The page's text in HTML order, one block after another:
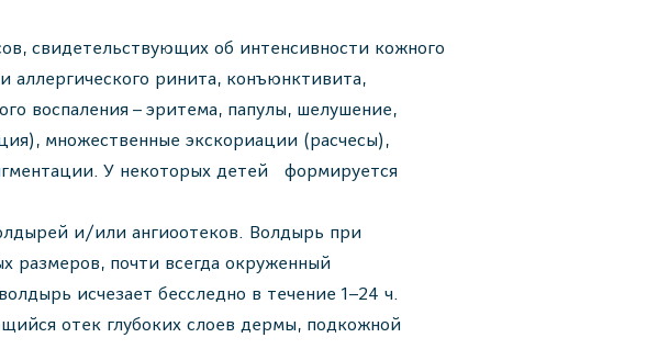
свидетельствующих об интенсивности кожного
ринита, конъюнктивита,
воспаления – эритема, папулы, шелушение,
множественные экскориации (расчесы),
У некоторых детей формируется
и/или ангиоотеков. Волдырь при
размеров, почти всегда окруженный
исчезает бесследно в течение 1–24 ч.
отек глубоких слоев дермы, подкожной